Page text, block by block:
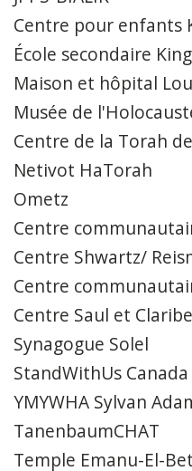
Centre pour enfants
École secondaire
Maison et hôpital
Musée de
Centre de la Torah
Netivot HaTorah
Ometz
Centre
Centre Shwartz/
Centre
Centre Saul et
Synagogue Solel
StandWithUs Canada
YMYWHA Sylvan
TanenbaumCHAT
Temple Emanu-El-